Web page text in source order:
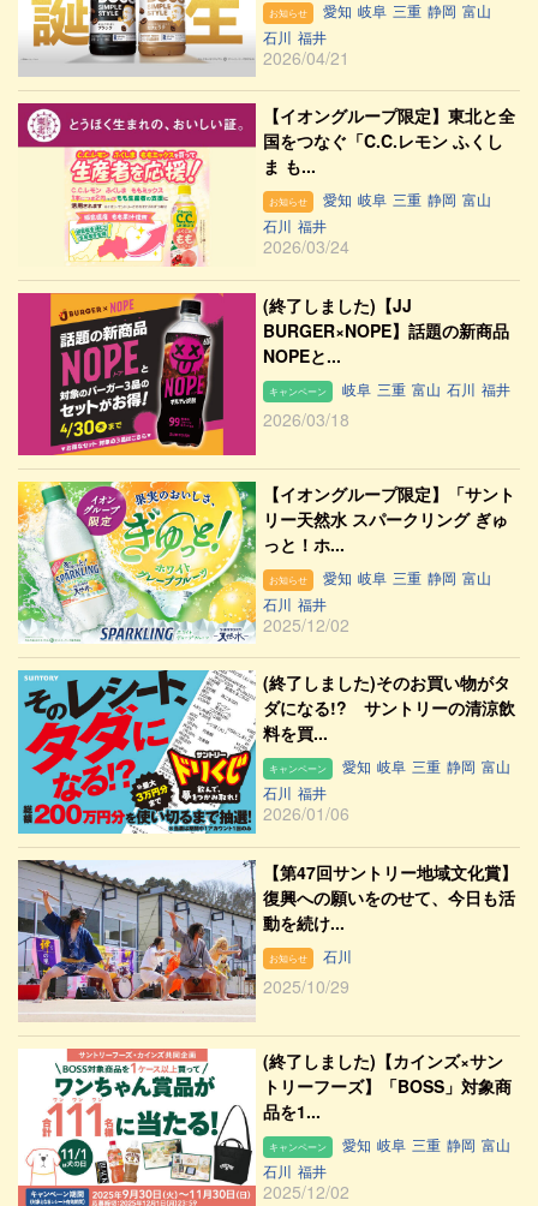
お知らせ 愛知 岐阜 三重 静岡 富山
石川 福井
2026/04/21
【イオングループ限定】東北と全
国をつなぐ「C.C.レモン ふくし
ま も...
お知らせ 愛知 岐阜 三重 静岡 富山
石川 福井
2026/03/24
(終了しました)【JJ
BURGER×NOPE】話題の新商品
NOPEと...
キャンペーン 岐阜 三重 富山 石川 福井
2026/03/18
【イオングループ限定】「サント
リー天然水 スパークリング ぎゅ
っと！ホ...
お知らせ 愛知 岐阜 三重 静岡 富山
石川 福井
2025/12/02
(終了しました)そのお買い物がタ
ダになる!? サントリーの清涼飲
料を買...
キャンペーン 愛知 岐阜 三重 静岡 富山
石川 福井
2026/01/06
【第47回サントリー地域文化賞】
復興への願いをのせて、今日も活
動を続け...
お知らせ 石川
2025/10/29
(終了しました)【カインズ×サン
トリーフーズ】「BOSS」対象商
品を1...
キャンペーン 愛知 岐阜 三重 静岡 富山
石川 福井
2025/12/02